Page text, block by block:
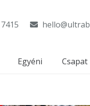
Egyéni Csapat